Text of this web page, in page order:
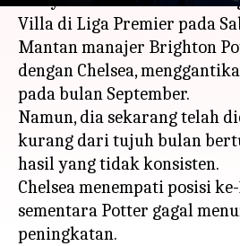
Villa di Liga Premier pada
Mantan manajer Brighton
dengan Chelsea,
pada bulan September.
Namun, dia sekarang telah
kurang dari tujuh bulan
hasil yang tidak konsisten.
Chelsea menempati posisi
sementara Potter gagal